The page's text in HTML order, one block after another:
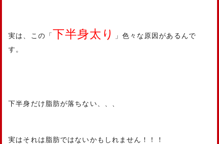
実は、この「下半身太り
」色々な原因があるんで
す。
下半身だけ脂肪が落ちない、、、
実はそれは脂肪ではないかもしれません！！！